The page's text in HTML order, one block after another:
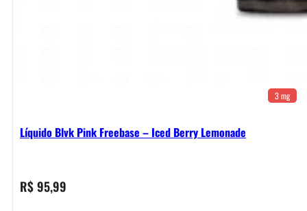
3 mg
Líquido Blvk Pink Freebase – Iced Berry Lemonade
R$95,99